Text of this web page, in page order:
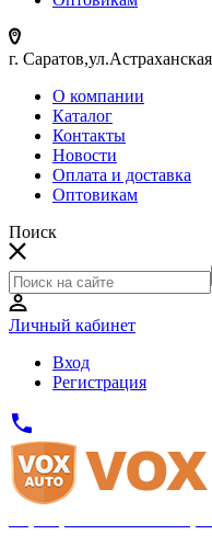
г.
О компании
Каталог
Контакты
Новости
Оплата и доставка
Оптовикам
Поиск
Личный кабинет
Вход
Регистрация
phone